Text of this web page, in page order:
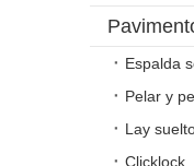
Espalda
Pelar y
Lay
Clicklock